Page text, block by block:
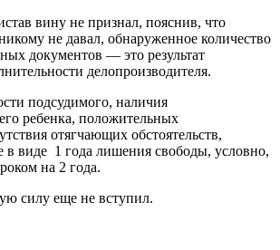
вину не признал, пояснив, что
не давал, обнаруженное количество
документов — это результат
делопроизводителя.
подсудимого, наличия
ребенка, положительных
отягчающих обстоятельств,
в виде 1 года лишения свободы, условно,
на 2 года.
силу еще не вступил.